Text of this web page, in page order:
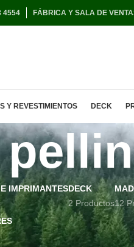
4554 FÁBRICA Y SALA DE
Y REVESTIMIENTOS DECK
IMPRIMANTESDECK
2 Productos12